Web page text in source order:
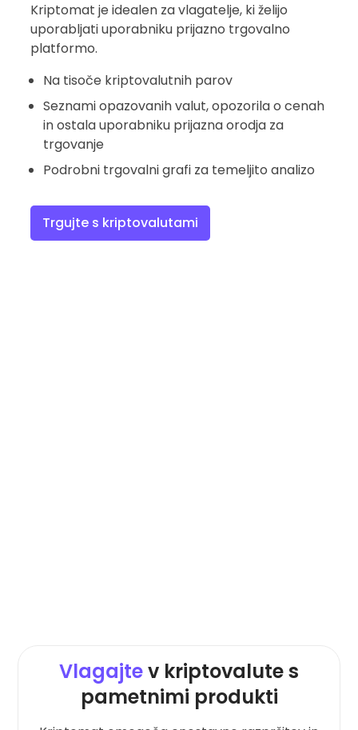
Kriptomat je idealen za vlagatelje, ki želijo
uporabljati uporabniku prijazno trgovalno
platformo.
Na tisoče kriptovalutnih parov
Seznami opazovanih valut, opozorila o cenah
in ostala uporabniku prijazna orodja za
trgovanje
Podrobni trgovalni grafi za temeljito analizo
Trgujte s kriptovalutami
Vlagajtev kriptovalute s
pametnimi produkti